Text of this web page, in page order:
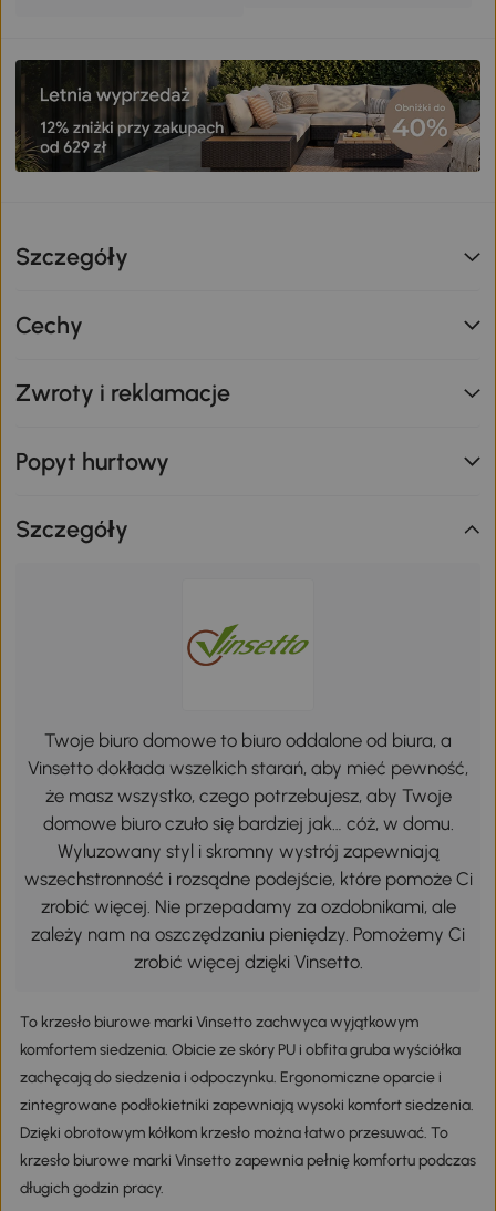
Szczegóły
Cechy
Zwroty i reklamacje
Popyt hurtowy
Szczegóły
Twoje biuro domowe to biuro oddalone od biura, a
Vinsetto dokłada wszelkich starań, aby mieć pewność,
że masz wszystko, czego potrzebujesz, aby Twoje
domowe biuro czuło się bardziej jak… cóż, w domu.
Wyluzowany styl i skromny wystrój zapewniają
wszechstronność i rozsądne podejście, które pomoże Ci
zrobić więcej. Nie przepadamy za ozdobnikami, ale
zależy nam na oszczędzaniu pieniędzy. Pomożemy Ci
zrobić więcej dzięki Vinsetto.
To krzesło biurowe marki Vinsetto zachwyca wyjątkowym
komfortem siedzenia. Obicie ze skóry PU i obfita gruba wyściółka
zachęcają do siedzenia i odpoczynku. Ergonomiczne oparcie i
zintegrowane podłokietniki zapewniają wysoki komfort siedzenia.
Dzięki obrotowym kółkom krzesło można łatwo przesuwać. To
krzesło biurowe marki Vinsetto zapewnia pełnię komfortu podczas
długich godzin pracy.